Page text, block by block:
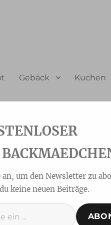
Gebäck Kuchen
um den Newsletter zu
keine neuen Beiträge.